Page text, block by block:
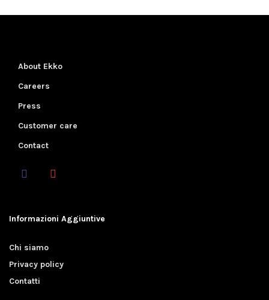
About Ekko
Careers
Press
Customer care
Contact
Informazioni Aggiuntive
Chi siamo
Privacy policy
Contatti